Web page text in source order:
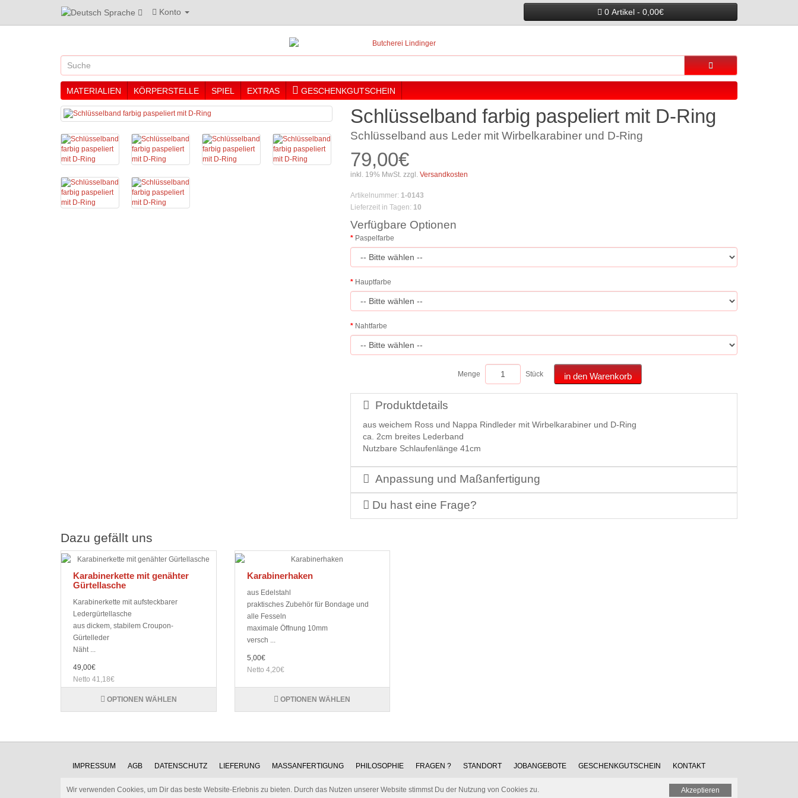
Sprache Konto 0 Artikel - 0,00€
MATERIALIEN KÖRPERSTELLE SPIEL EXTRAS GESCHENKGUTSCHEIN
Schlüsselband farbig paspeliert mit D-Ring
Schlüsselband aus Leder mit Wirbelkarabiner und D-Ring
79,00€
inkl. 19% MwSt. zzgl.Versandkosten
Artikelnummer: 1-0143
Lieferzeit in Tagen: 10
Verfügbare Optionen
Paspelfarbe
Hauptfarbe
Nahtfarbe
Menge Stück in den Warenkorb
Produktdetails
aus weichem Ross und Nappa Rindleder mit Wirbelkarabiner und D-Ring
ca. 2cm breites Lederband
Nutzbare Schlaufenlänge 41cm
Anpassung und Maßanfertigung
Du hast eine Frage?
Dazu gefällt uns
Karabinerkette mit genähter
Gürtellasche
Karabinerkette mit aufsteckbarer
Ledergürtellasche
aus dickem, stabilem Croupon-
Gürtelleder
Näht ...
49,00€
Netto 41,18€
OPTIONEN WÄHLEN
Karabinerhaken
aus Edelstahl
praktisches Zubehör für Bondage und
alle Fesseln
maximale Öffnung 10mm
versch ...
5,00€
Netto 4,20€
OPTIONEN WÄHLEN
IMPRESSUM AGB DATENSCHUTZ LIEFERUNG MASSANFERTIGUNG PHILOSOPHIE FRAGEN ? STANDORT JOBANGEBOTE GESCHENKGUTSCHEIN KONTAKT
Akzeptieren
Wir verwenden Cookies, um Dir das beste Website-Erlebnis zu bieten. Durch das Nutzen unserer Website stimmst Du der Nutzung von Cookies zu.